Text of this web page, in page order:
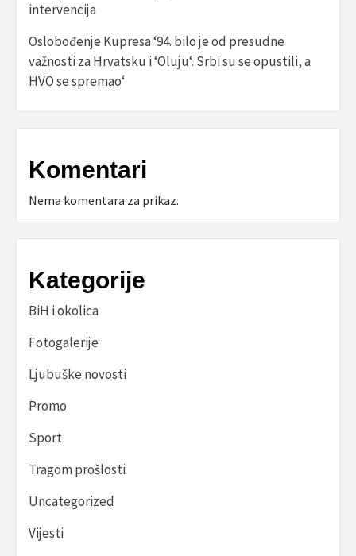
intervencija
Oslobođenje Kupresa ‘94. bilo je od presudne
važnosti za Hrvatsku i ‘Oluju‘. Srbi su se opustili, a
HVO se spremao‘
Komentari
Nema komentara za prikaz.
Kategorije
BiH i okolica
Fotogalerije
Ljubuške novosti
Promo
Sport
Tragom prošlosti
Uncategorized
Vijesti